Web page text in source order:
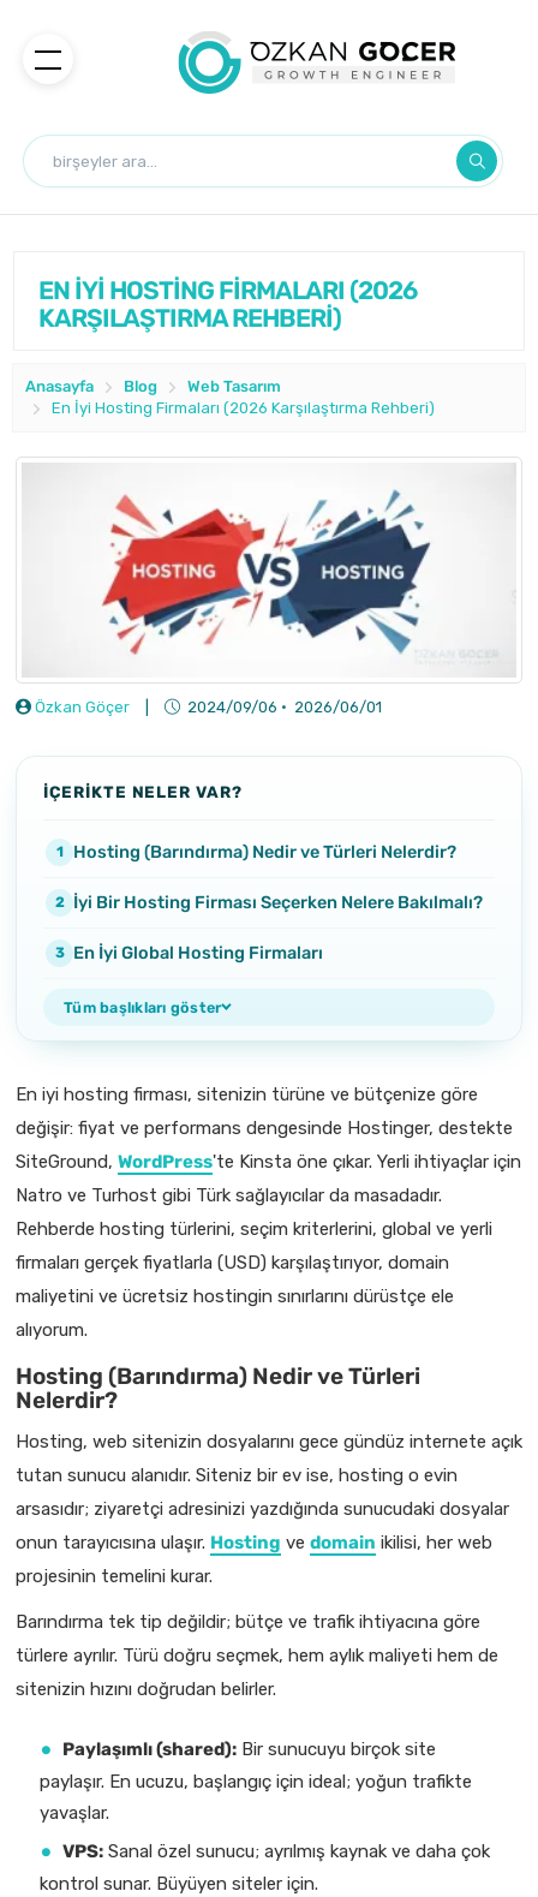
EN İYİ HOSTİNG FİRMALARI (2026
KARŞILAŞTIRMA REHBERİ)
Anasayfa Blog
Web Tasarım
En İyi Hosting Firmaları (2026 Karşılaştırma Rehberi)
Özkan Göçer 2024/09/06 · 2026/06/01
İÇERİKTE NELER VAR?
Hosting (Barındırma) Nedir ve Türleri Nelerdir?
İyi Bir Hosting Firması Seçerken Nelere Bakılmalı?
En İyi Global Hosting Firmaları
Tüm başlıkları göster
En iyi hosting firması, sitenizin türüne ve bütçenize göre
değişir: fiyat ve performans dengesinde Hostinger, destekte
SiteGround, WordPress'te Kinsta öne çıkar. Yerli ihtiyaçlar için
Natro ve Turhost gibi Türk sağlayıcılar da masadadır.
Rehberde hosting türlerini, seçim kriterlerini, global ve yerli
firmaları gerçek fiyatlarla (USD) karşılaştırıyor, domain
maliyetini ve ücretsiz hostingin sınırlarını dürüstçe ele
alıyorum.
Hosting (Barındırma) Nedir ve Türleri
Nelerdir?
Hosting, web sitenizin dosyalarını gece gündüz internete açık
tutan sunucu alanıdır. Siteniz bir ev ise, hosting o evin
arsasıdır; ziyaretçi adresinizi yazdığında sunucudaki dosyalar
onun tarayıcısına ulaşır. Hosting ve domain ikilisi, her web
projesinin temelini kurar.
Barındırma tek tip değildir; bütçe ve trafik ihtiyacına göre
türlere ayrılır. Türü doğru seçmek, hem aylık maliyeti hem de
sitenizin hızını doğrudan belirler.
Paylaşımlı (shared): Bir sunucuyu birçok site
paylaşır. En ucuzu, başlangıç için ideal; yoğun trafikte
yavaşlar.
VPS: Sanal özel sunucu; ayrılmış kaynak ve daha çok
kontrol sunar. Büyüyen siteler için.